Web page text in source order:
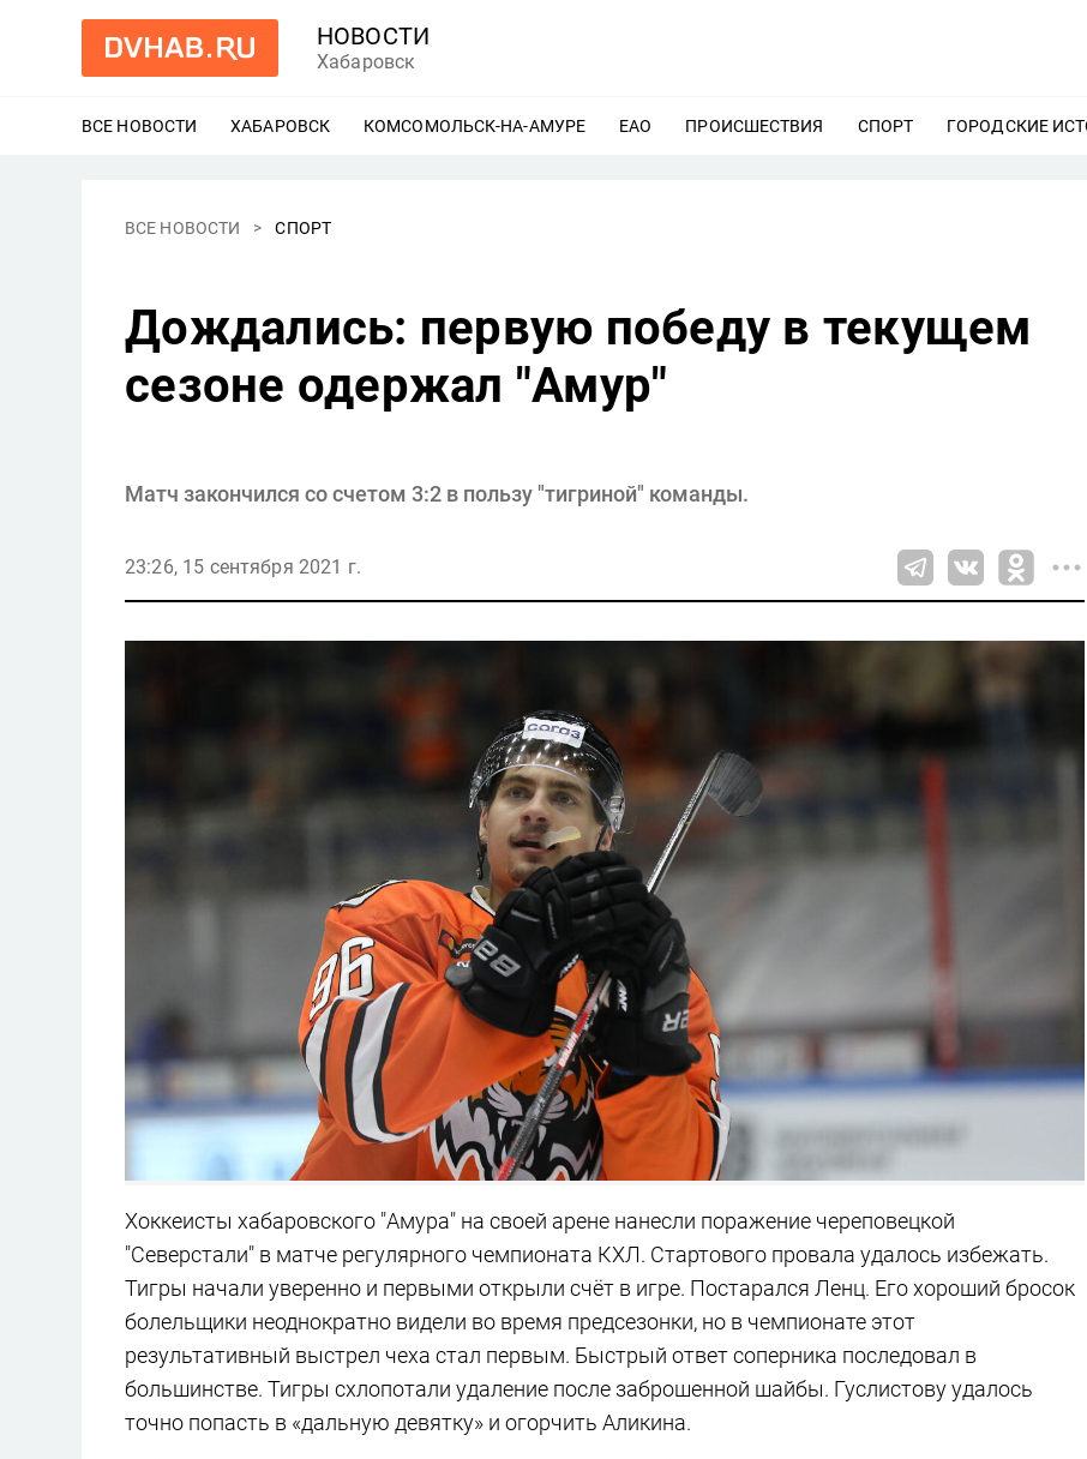
НОВОСТИ
Хабаровск
ВСЕ НОВОСТИ ХАБАРОВСК ЕЩЕ
КОМСОМОЛЬСК-НА-АМУРЕ ЕЩЕ
ЕАО ЕЩЕ
ПРОИСШЕСТВИЯ ЕЩЕ
СПОРТ ЕЩЕ
ГОРОДСКИЕ
ВСЕ НОВОСТИ СПОРТ
Дождались: первую победу в текущем
сезоне одержал "Амур"
Матч закончился со счетом 3:2 в пользу "тигриной" команды.
23:26, 15 сентября 2021 г.
Хоккеисты хабаровского "Амура" на своей арене нанесли поражение череповецкой
"Северстали" в матче регулярного чемпионата КХЛ. Стартового провала удалось избежать.
Тигры начали уверенно и первыми открыли счёт в игре. Постарался Ленц. Его хороший бросок
болельщики неоднократно видели во время предсезонки, но в чемпионате этот
результативный выстрел чеха стал первым. Быстрый ответ соперника последовал в
большинстве. Тигры схлопотали удаление после заброшенной шайбы. Гуслистову удалось
точно попасть в «дальную девятку» и огорчить Аликина.